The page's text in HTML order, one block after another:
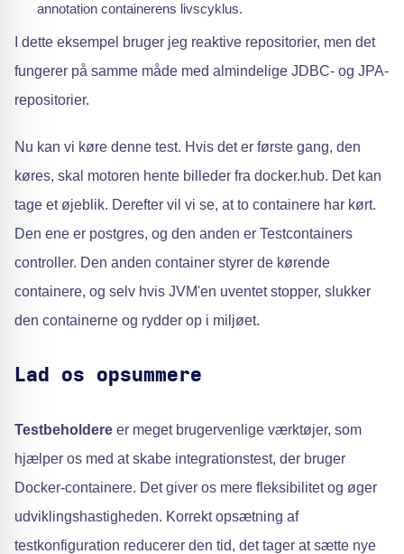
annotation containerens livscyklus.
I dette eksempel bruger jeg reaktive repositorier, men det
fungerer på samme måde med almindelige JDBC- og JPA-
repositorier.
Nu kan vi køre denne test. Hvis det er første gang, den
køres, skal motoren hente billeder fra docker.hub. Det kan
tage et øjeblik. Derefter vil vi se, at to containere har kørt.
Den ene er postgres, og den anden er Testcontainers
controller. Den anden container styrer de kørende
containere, og selv hvis JVM'en uventet stopper, slukker
den containerne og rydder op i miljøet.
Lad os opsummere
Testbeholdere er meget brugervenlige værktøjer, som
hjælper os med at skabe integrationstest, der bruger
Docker-containere. Det giver os mere fleksibilitet og øger
udviklingshastigheden. Korrekt opsætning af
testkonfiguration reducerer den tid, det tager at sætte nye